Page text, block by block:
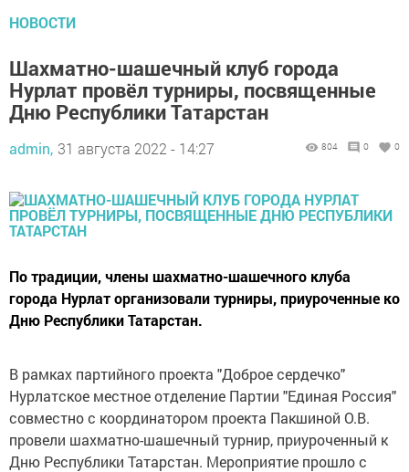
НОВОСТИ
Шахматно-шашечный клуб города
Нурлат провёл турниры, посвященные
Дню Республики Татарстан
admin, 31 августа 2022 - 14:27 804 0 0
По традиции, члены шахматно-шашечного клуба
города Нурлат организовали турниры, приуроченные ко
Дню Республики Татарстан.
В рамках партийного проекта "Доброе сердечко"
Нурлатское местное отделение Партии "Единая Россия"
совместно с координатором проекта Пакшиной О.В.
провели шахматно-шашечный турнир, приуроченный к
Дню Республики Татарстан. Мероприятие прошло с